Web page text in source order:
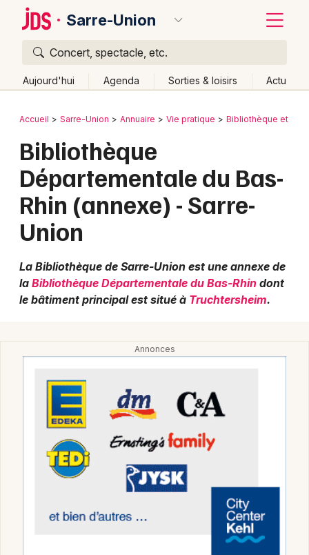
Sarre-Union
Concert, spectacle, etc.
Aujourd'hui Agenda Sorties & loisirs Actu
Publier un événement
Grands événements
Activité & Expérience
Manifestations
Foires & salons
Sports
Soirées
Sorties famille
Bordeaux
Colmar
Lille
Lyon
Marseille
Mulhouse
Strasbourg
Toulouse
Retour
Accueil Sarre-Union Annuaire Vie pratique Bibliothèque et
Bibliothèque
Départementale du Bas-
Rhin (annexe) - Sarre-
Union
La Bibliothèque de Sarre-Union est une annexe de
la Bibliothèque Départementale du Bas-Rhin dont
le bâtiment principal est situé à Truchtersheim.
Quoi ?
Où ?
Partout
Près de moi Changer de lieu
Quand ?
Effacer les dates
Aujourd'hui
Demain Ce week-end Autre